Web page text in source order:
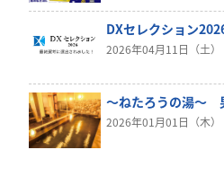
DXセレクション
2026年04月11日（土）
～ねたろうの湯～
2026年01月01日（木）